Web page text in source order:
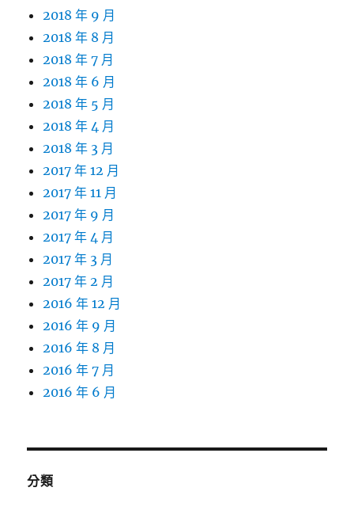
2018 年 9 月
2018 年 8 月
2018 年 7 月
2018 年 6 月
2018 年 5 月
2018 年 4 月
2018 年 3 月
2017 年 12 月
2017 年 11 月
2017 年 9 月
2017 年 4 月
2017 年 3 月
2017 年 2 月
2016 年 12 月
2016 年 9 月
2016 年 8 月
2016 年 7 月
2016 年 6 月
分類